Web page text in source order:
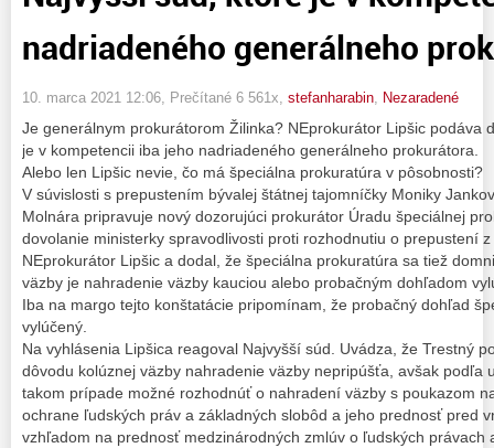
nadriadeného generálneho
10. marca 2021 12:06 , Prečítané 6 561x, stefanharabin Nezaradené
Je generálnym prokurátorom Žilinka? NEprokurátor Lipšic podáva
je v kompetencii iba jeho nadriadeného generálneho prokurátora.
Alebo len Lipšic nevie, čo má špeciálna prokuratúra v pôsobnosti?
V súvislosti s prepustením bývalej štátnej tajomníčky Moniky
Molnára pripravuje nový dozorujúci prokurátor Úradu špeciálnej
dovolanie ministerky spravodlivosti proti rozhodnutiu o prepustení
NEprokurátor Lipšic a dodal, že špeciálna prokuratúra sa tiež
väzby je nahradenie väzby kauciou alebo probačným dohľadom
Iba na margo tejto konštatácie pripomínam, že probačný dohľad
vylúčený.
Na vyhlásenia Lipšica reagoval Najvyšší súd. Uvádza, že Trestný
dôvodu kolúznej väzby nahradenie väzby nepripúšťa, avšak podľa
takom prípade možné rozhodnúť o nahradení väzby s poukazom
ochrane ľudských práv a základných slobôd a jeho prednosť pred
vzhľadom na prednosť medzinárodných zmlúv o ľudských právach